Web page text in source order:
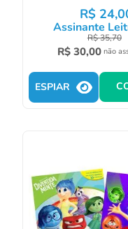
R$ 24,
Assinante
R$35,70
R$ 30,00 não
ESPIAR